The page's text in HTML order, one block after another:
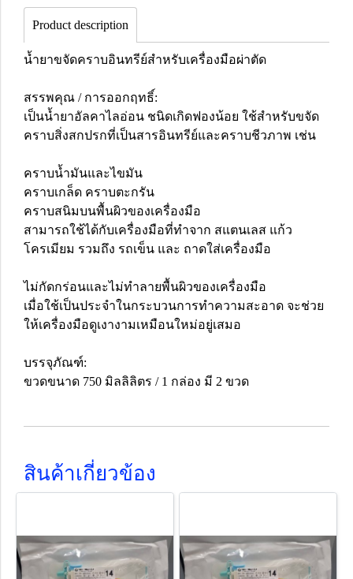
Product description
น้ำยาขจัดคราบอินทรีย์สำหรับเครื่องมือผ่าตัด
สรรพคุณ / การออกฤทธิ์:
เป็นน้ำยาอัลคาไลอ่อน ชนิดเกิดฟองน้อย ใช้สำหรับขจัด
คราบสิ่งสกปรกที่เป็นสารอินทรีย์และคราบชีวภาพ เช่น
คราบน้ำมันและไขมัน
คราบเกล็ด คราบตะกรัน
คราบสนิมบนพื้นผิวของเครื่องมือ
สามารถใช้ได้กับเครื่องมือที่ทำจาก สแตนเลส แก้ว
โครเมียม รวมถึง รถเข็น และ ถาดใส่เครื่องมือ
ไม่กัดกร่อนและไม่ทำลายพื้นผิวของเครื่องมือ
เมื่อใช้เป็นประจำในกระบวนการทำความสะอาด จะช่วย
ให้เครื่องมือดูเงางามเหมือนใหม่อยู่เสมอ
บรรจุภัณฑ์:
ขวดขนาด 750 มิลลิลิตร / 1 กล่อง มี 2 ขวด
สินค้าเกี่ยวข้อง